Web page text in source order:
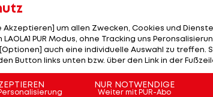
Foto: ©
APP >>
Akzeptieren] um allen Zwecken, Cookies und
PUR Modus, ohne Tracking uns
auch eine individuelle Auswahl zu treffen.
Button links unten bzw. über den Link in der
NUR NOTWENDIGE
Weiter mit PUR-Abo